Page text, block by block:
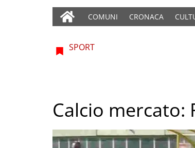
COMUNI CRONACA
SPORT
Calcio mercato: